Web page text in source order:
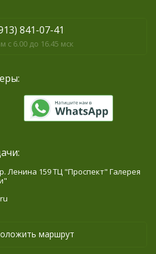
841-07-41
с 6.00 до 16.45 мск
Ленина 159 ТЦ "Проспект" Галерея
маршрут